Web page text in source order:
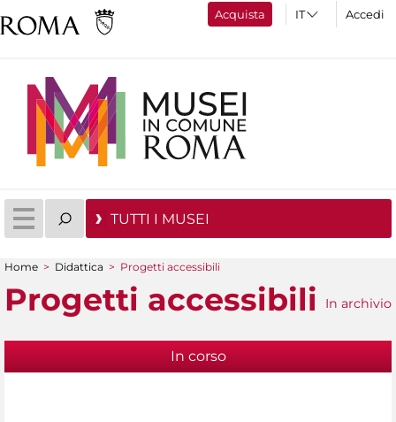
Acquista Accedi
TUTTI I MUSEI
Tu sei qui
Home > Didattica > Progetti accessibili
Progetti accessibili In archivio
In corso(scheda attiva)